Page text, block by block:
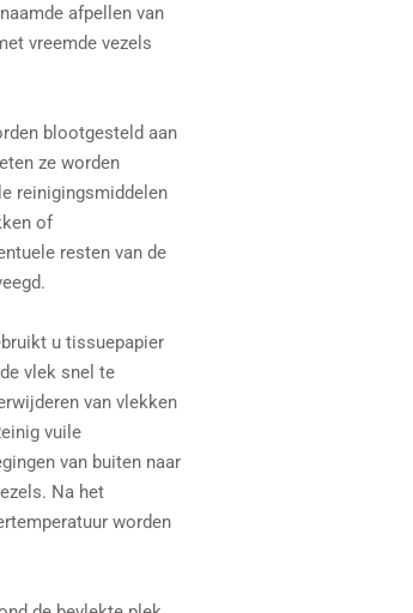
afpellen van
vreemde vezels
blootgesteld aan
ze worden
reinigingsmiddelen
of
resten van de
u tissuepapier
vlek snel te
van vlekken
vuile
van buiten naar
Na het
worden